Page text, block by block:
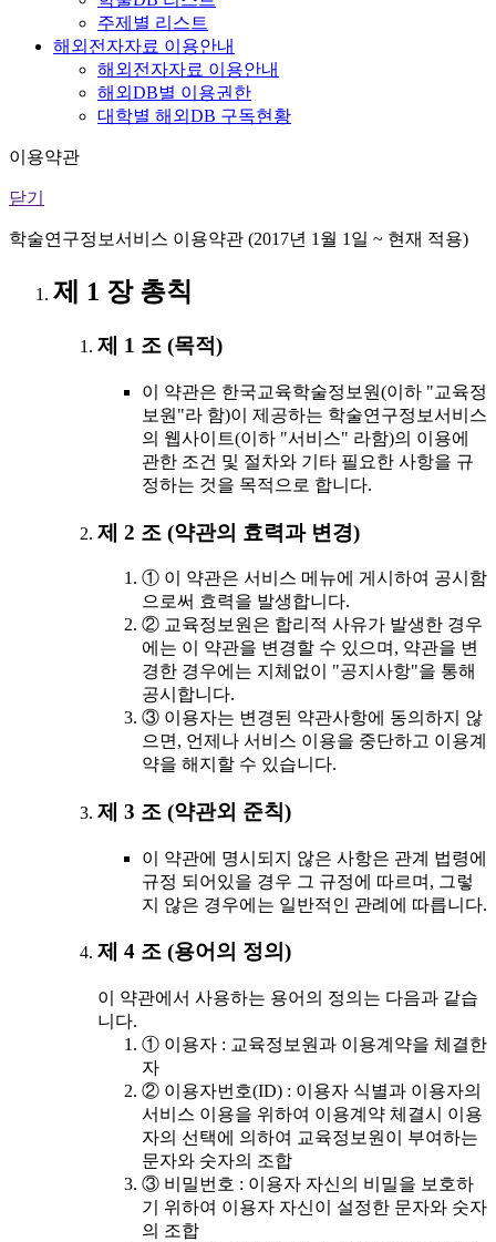
주제별 리스트
해외전자자료 이용안내
해외전자자료 이용안내
해외DB별 이용권한
대학별 해외DB 구독현황
이용약관
닫기
학술연구정보서비스 이용약관 (2017년 1월 1일 ~ 현재 적용)
제 1 장 총칙
제 1 조 (목적)
이 약관은 한국교육학술정보원(이하 "교육정
보원"라 함)이 제공하는 학술연구정보서비스
의 웹사이트(이하 "서비스" 라함)의 이용에
관한 조건 및 절차와 기타 필요한 사항을 규
정하는 것을 목적으로 합니다.
제 2 조 (약관의 효력과 변경)
① 이 약관은 서비스 메뉴에 게시하여 공시함
으로써 효력을 발생합니다.
② 교육정보원은 합리적 사유가 발생한 경우
에는 이 약관을 변경할 수 있으며, 약관을 변
경한 경우에는 지체없이 "공지사항"을 통해
공시합니다.
③ 이용자는 변경된 약관사항에 동의하지 않
으면, 언제나 서비스 이용을 중단하고 이용계
약을 해지할 수 있습니다.
제 3 조 (약관외 준칙)
이 약관에 명시되지 않은 사항은 관계 법령에
규정 되어있을 경우 그 규정에 따르며, 그렇
지 않은 경우에는 일반적인 관례에 따릅니다.
제 4 조 (용어의 정의)
이 약관에서 사용하는 용어의 정의는 다음과 같습
니다.
① 이용자 : 교육정보원과 이용계약을 체결한
자
② 이용자번호(ID) : 이용자 식별과 이용자의
서비스 이용을 위하여 이용계약 체결시 이용
자의 선택에 의하여 교육정보원이 부여하는
문자와 숫자의 조합
③ 비밀번호 : 이용자 자신의 비밀을 보호하
기 위하여 이용자 자신이 설정한 문자와 숫자
의 조합